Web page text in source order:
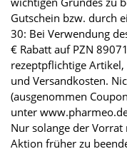
Gutschein bzw. durch
30: Bei Verwendung
€ Rabatt auf PZN
rezeptpflichtige Artikel,
und Versandkosten.
(ausgenommen
unter
Nur solange der
Aktion früher zu